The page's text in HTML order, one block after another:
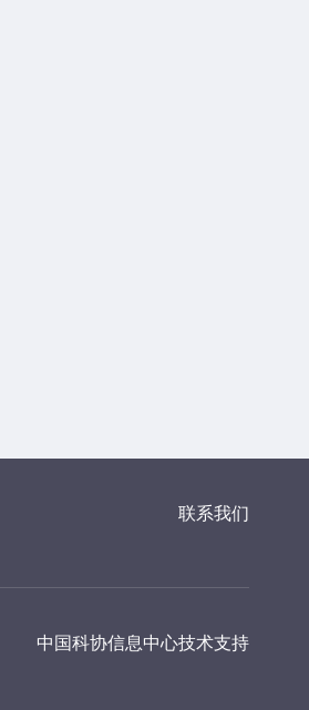
联系我们
中国科协信息中心技术支持